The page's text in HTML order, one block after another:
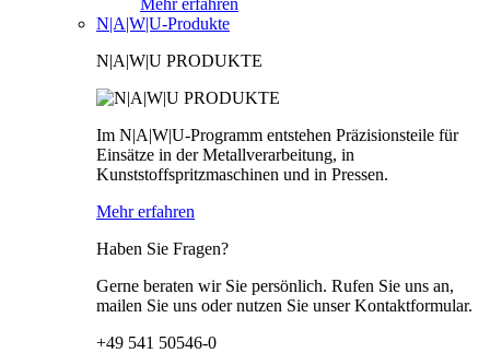
Mehr erfahren
N|A|W|U-Produkte
N|A|W|U PRODUKTE
Im N|A|W|U-Programm entstehen Präzisionsteile für
Einsätze in der Metallverarbeitung, in
Kunststoffspritzmaschinen und in Pressen.
Mehr erfahren
Haben Sie Fragen?
Gerne beraten wir Sie persönlich. Rufen Sie uns an,
mailen Sie uns oder nutzen Sie unser Kontaktformular.
+49 541 50546-0